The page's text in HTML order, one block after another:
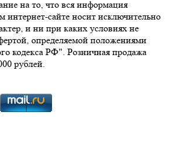
на то, что вся информация
интернет-сайте носит исключительно
и ни при каких условиях не
определяемой положениями
кодекса РФ". Розничная продажа
рублей.